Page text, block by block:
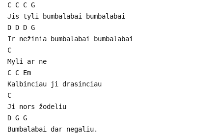
C C C G
Jis tyli bumbalabai bumbalabai
D D D G
Ir nežinia bumbalabai bumbalabai
C
Myli ar ne
C C Em
Kalbinciau ji drasinciau
C
Ji nors žodeliu
D G G
Bumbalabai dar negaliu.